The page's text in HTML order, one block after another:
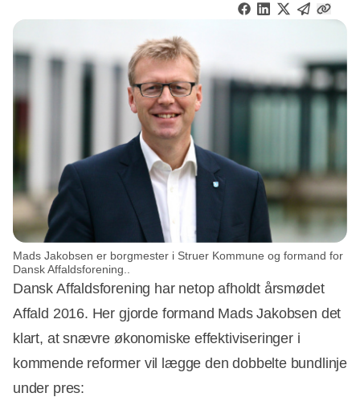
Mads Jakobsen er borgmester i Struer Kommune og formand for
Dansk Affaldsforening..
Dansk Affaldsforening har netop afholdt årsmødet
Affald 2016. Her gjorde formand Mads Jakobsen det
klart, at snævre økonomiske effektiviseringer i
kommende reformer vil lægge den dobbelte bundlinje
under pres: